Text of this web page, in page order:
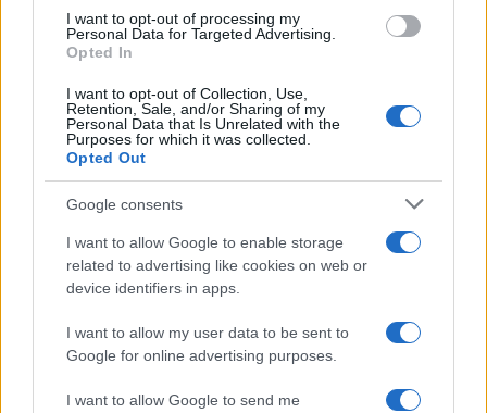
I want to opt-out of processing my
Personal Data for Targeted Advertising.
Opted In
I want to opt-out of Collection, Use,
Retention, Sale, and/or Sharing of my
Personal Data that Is Unrelated with the
Purposes for which it was collected.
Opted Out
Google consents
I want to allow Google to enable storage
related to advertising like cookies on web or
device identifiers in apps.
I want to allow my user data to be sent to
Google for online advertising purposes.
I want to allow Google to send me